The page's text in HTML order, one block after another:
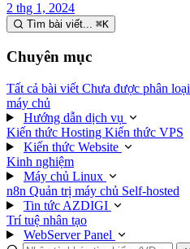
2 thg 1, 2024
Tìm bài viết... ⌘K
Chuyên mục
Tất cả bài viết Chưa được phân loại
máy chủ
Hướng dẫn dịch vụ
Kiến thức Hosting Kiến thức VPS
Kiến thức Website
Kinh nghiệm
Máy chủ Linux
n8n Quản trị máy chủ Self-hosted
Tin tức AZDIGI
Trí tuệ nhân tạo
WebServer Panel